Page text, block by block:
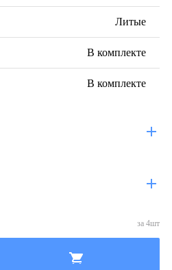
Литые
В комплекте
В комплекте
за 4шт